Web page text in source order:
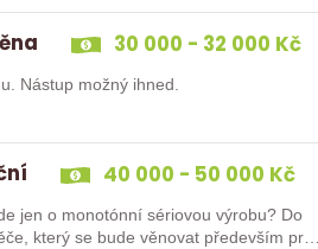
30 000 - 32 000 Kč
Nástup možný ihned.
40 000 - 50 000 Kč
o monotónní sériovou výrobu? Do
který se bude věnovat především práci